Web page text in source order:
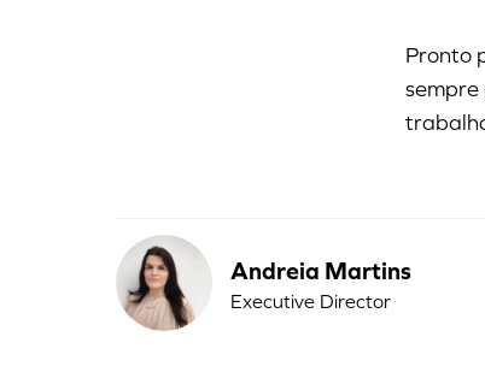
Pronto
sempre
Andreia Martins
Executive Director